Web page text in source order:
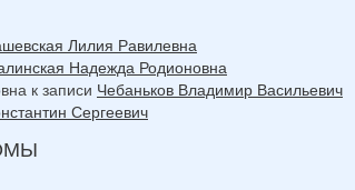
Лилия Равилевна
Надежда Родионовна
к записи Чебаньков Владимир Васильевич
Сергеевич